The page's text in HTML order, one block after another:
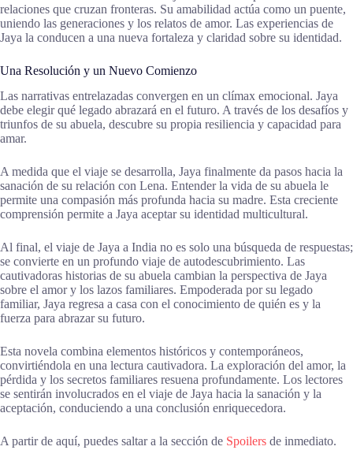
relaciones que cruzan fronteras. Su amabilidad actúa como un puente,
uniendo las generaciones y los relatos de amor. Las experiencias de
Jaya la conducen a una nueva fortaleza y claridad sobre su identidad.
Una Resolución y un Nuevo Comienzo
Las narrativas entrelazadas convergen en un clímax emocional. Jaya
debe elegir qué legado abrazará en el futuro. A través de los desafíos y
triunfos de su abuela, descubre su propia resiliencia y capacidad para
amar.
A medida que el viaje se desarrolla, Jaya finalmente da pasos hacia la
sanación de su relación con Lena. Entender la vida de su abuela le
permite una compasión más profunda hacia su madre. Esta creciente
comprensión permite a Jaya aceptar su identidad multicultural.
Al final, el viaje de Jaya a India no es solo una búsqueda de respuestas;
se convierte en un profundo viaje de autodescubrimiento. Las
cautivadoras historias de su abuela cambian la perspectiva de Jaya
sobre el amor y los lazos familiares. Empoderada por su legado
familiar, Jaya regresa a casa con el conocimiento de quién es y la
fuerza para abrazar su futuro.
Esta novela combina elementos históricos y contemporáneos,
convirtiéndola en una lectura cautivadora. La exploración del amor, la
pérdida y los secretos familiares resuena profundamente. Los lectores
se sentirán involucrados en el viaje de Jaya hacia la sanación y la
aceptación, conduciendo a una conclusión enriquecedora.
A partir de aquí, puedes saltar a la sección de Spoilers de inmediato.